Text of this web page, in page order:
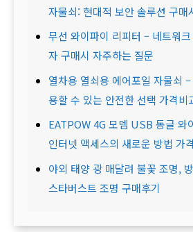
자물쇠: 현대적 보안 솔루션 구매
무선 와이파이 리피터 – 네트워
자 구매시 자주하는 질문
열차용 열쇠용 에어포일 자물쇠
용할 수 있는 안전한 선택 가격비
EATPOW 4G 모뎀 USB 동글 와
인터넷 액세스의 새로운 방법 가
야외 태양 광 매달려 불꽃 조명,
스타버스트 조명 구매후기